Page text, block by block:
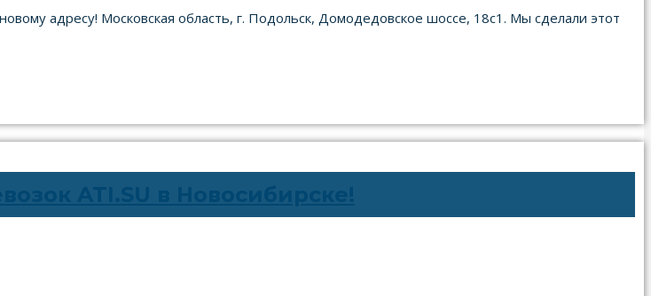
адресу! Московская область, г. Подольск, Домодедовское шоссе, 18с1. Мы сделали этот